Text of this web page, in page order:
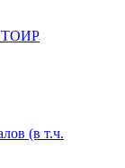
ТОИР
(в т.ч.